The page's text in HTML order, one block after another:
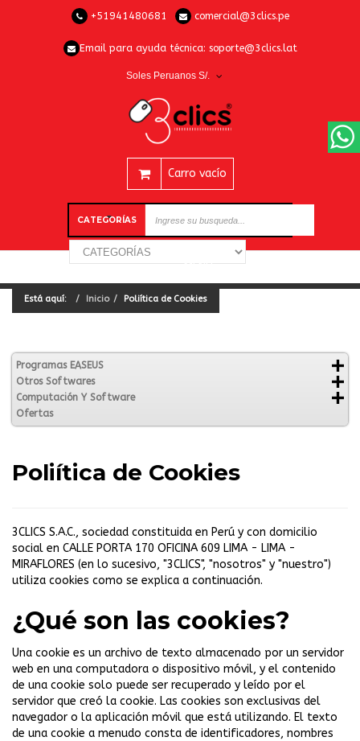
+51941480681 comercial@3clics.pe
Email para ayuda técnica: soporte@3clics.lat
Soles Peruanos S/.
Carro vacío
CATEGORÍAS
Está aquí: Inicio Poliítica de Cookies
Programas EASEUS
Otros Softwares
Computación Y Software
Ofertas
Poliítica de Cookies
3CLICS S.A.C., sociedad constituida en Perú y con domicilio
social en CALLE PORTA 170 OFICINA 609 LIMA - LIMA -
MIRAFLORES (en lo sucesivo, "3CLICS", "nosotros" y "nuestro")
utiliza cookies como se explica a continuación.
¿Qué son las cookies?
Una cookie es un archivo de texto almacenado por un servidor
web en una computadora o dispositivo móvil, y el contenido
de una cookie solo puede ser recuperado y leído por el
servidor que creó la cookie. Las cookies son exclusivas del
navegador o la aplicación móvil que está utilizando. El texto
de una cookie a menudo consta de identificadores, nombres